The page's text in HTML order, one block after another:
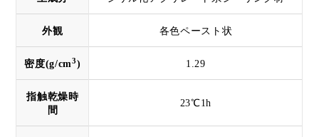
外観 各色ペースト状
密度(g/cm3) 1.29
指触乾燥時
間
23℃1h